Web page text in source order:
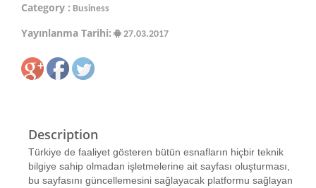
Category : Business
Yayınlanma Tarihi: 27.03.2017
Description
Türkiye de faaliyet gösteren bütün esnafların hiçbir teknik
bilgiye sahip olmadan işletmelerine ait sayfası oluşturması,
bu sayfasını güncellemesini sağlayacak platformu sağlayan